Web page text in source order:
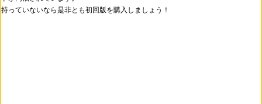
持っていないなら是非とも初回版を購入しましょう！